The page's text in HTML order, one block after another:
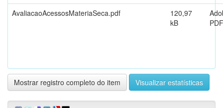
AvaliacaoAcessosMateriaSeca.pdf
120,97
kB
PDF
Mostrar registro completo do item Visualizar estatísticas